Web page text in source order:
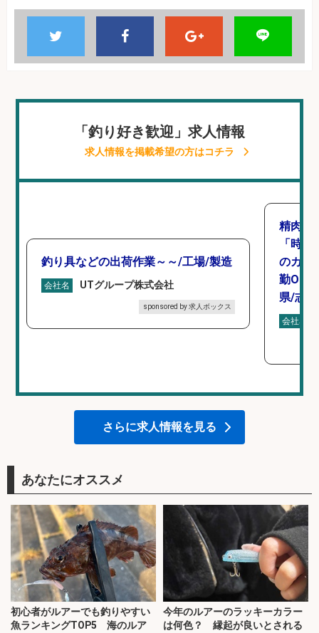
「釣り好き歓迎」求人情報
求人情報を掲載希望の方はコチラ
釣り具などの出荷作業～～/工場/製造
会社名 UTグループ株式会社
sponsored by 求人ボックス
精肉・
「時
のカッ
勤OK×
県/志
会社名
さらに求人情報を見る
あなたにオススメ
初心者がルアーでも釣りやすい
魚ランキングTOP5 海のルア
今年のルアーのラッキーカラー
は何色？ 縁起が良いとされる